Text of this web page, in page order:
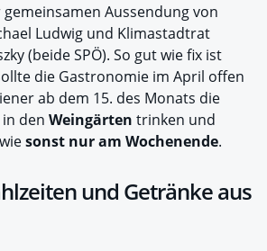
Aussendung von
Ludwig und Klimastadtrat
(beide SPÖ). So gut wie fix ist
die Gastronomie im April offen
ab dem 15. des Monats die
den Weingärten trinken und
sonst nur am Wochenende.
und Getränke aus